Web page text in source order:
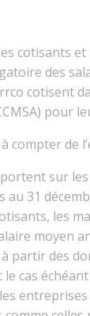
cotisants
des
cotisent
pour
compter de
sur
au 31
les
moyen
partir des
cas